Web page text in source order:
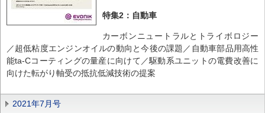
特集2：自動車
カーボンニュートラルとトライボロジー
／超低粘度エンジンオイルの動向と今後の課題／自動車部品用高性
能ta-Cコーティングの量産に向けて／駆動系ユニットの電費改善に
向けた転がり軸受の抵抗低減技術の提案
2021年7月号